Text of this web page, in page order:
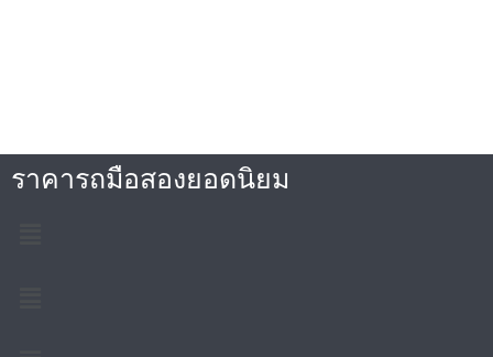
ราคารถมือสองยอดนิยม